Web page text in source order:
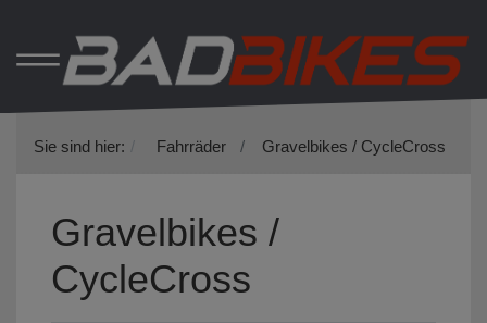
Sie sind hier: Fahrräder Gravelbikes / CycleCross
Gravelbikes /
CycleCross